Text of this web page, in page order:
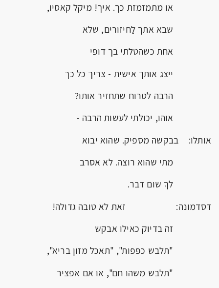
או מתמזמזת כך. איך! מיקל קאסיו,
שבא אתך לַחיזורים, שלא
אחת כשהטלתי בך דופי
ייצג אותך אישית - צריך כל כך
הרבה לטרוח שתחזיר אותו?
אוהו, יכולתי לעשות הרבה -
אותלו: בבקשה מספיק. שהוא יבוא
מתי שהוא רוצה. לא אסרב
לךְ שום דבר.
דסדמונה: זאת לא טובה גדולה!
זה בדיוק כאילו אבקש
"תלבש כפפות", "תאכל מזון בריא",
"תלבש משהו חם", או אם אפציר